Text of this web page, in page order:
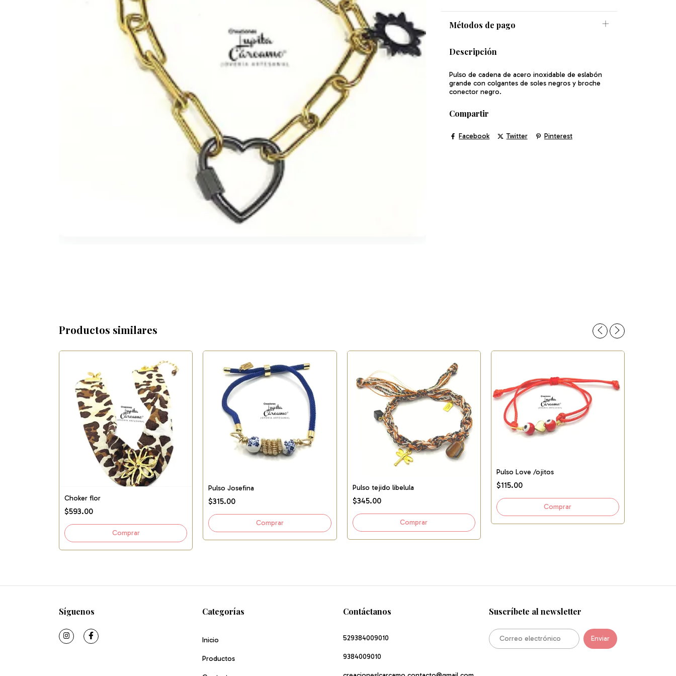
Métodos de pago
Descripción
Pulso de cadena de acero inoxidable de eslabón
grande con colgantes de soles negros y broche
conector negro.
Compartir
Facebook Twitter Pinterest
Productos similares
Choker flor
$593.00
Pulso Josefina
$315.00
Pulso tejido libelula
$345.00
Pulso Love /ojitos
$115.00
Síguenos Categorías
Inicio
Productos
Contáctanos
529384009010
9384009010
Suscríbete al newsletter